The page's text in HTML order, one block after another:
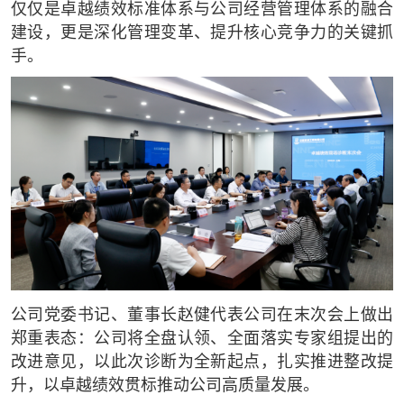
仅仅是卓越绩效标准体系与公司经营管理体系的融合
建设，更是深化管理变革、提升核心竞争力的关键抓
手。
公司党委书记、董事长赵健代表公司在末次会上做出
郑重表态：公司将全盘认领、全面落实专家组提出的
改进意见，以此次诊断为全新起点，扎实推进整改提
升，以卓越绩效贯标推动公司高质量发展。